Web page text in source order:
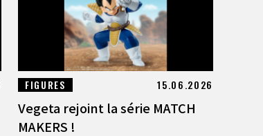
FIGURES 15.06.2026
Vegeta rejoint la série MATCH
MAKERS !